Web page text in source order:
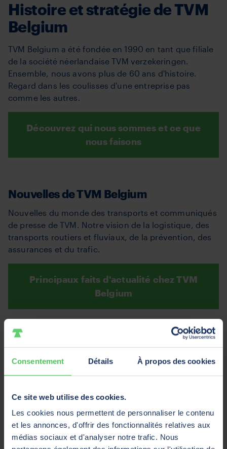
Consentement Détails À propos des cookies
Ce site web utilise des cookies.
Les cookies nous permettent de personnaliser le contenu
et les annonces, d'offrir des fonctionnalités relatives aux
médias sociaux et d'analyser notre trafic. Nous
Histoire et stratégie de TVM
Belgium
TVM Belgium a été fondée en 1990 en tant que filiale
de la société néerlandaise TVM verzekeringen.
Ensemble, nous avons plus de 60 ans d'histoire.
Regard dans les coulisses d'une entreprise pas
comme les autres.
Découvrez qui nous sommes et ce que
nous faisons
Nouvelles de TVM Belgium
Nouvelles du monde des transports et communiqués
de presse de TVM. Notre vision de la logistique, des
transports routiers et fluviaux, de la prévention, des
assurances et du trafic.
Principaux faits d'actualité chez TVM
Belgium
Contact
Posez votre question. Aperçu des personnes de
contact et des différents services et départements de
À la recherche de la bonne personne de
contact